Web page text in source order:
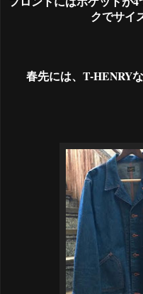
クでサイ
春先には、T-HENRY